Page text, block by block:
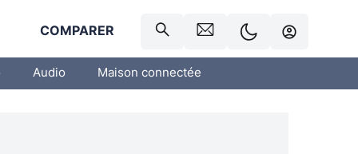
COMPARER
Audio Maison connectée